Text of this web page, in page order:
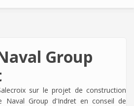
Group
sur le projet de construction
Group d'Indret en conseil de